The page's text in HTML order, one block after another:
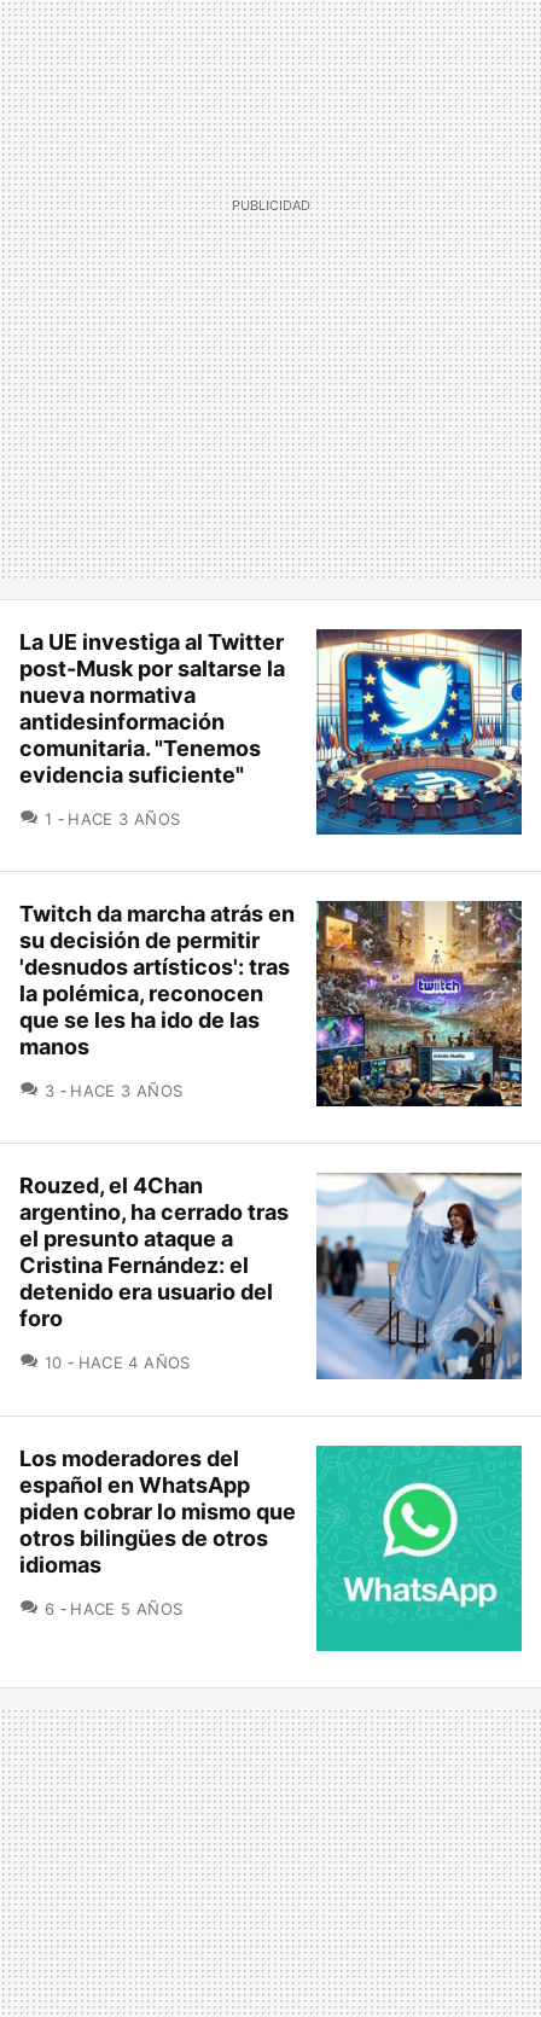
La UE investiga al Twitter
post-Musk por saltarse la
nueva normativa
antidesinformación
comunitaria. "Tenemos
evidencia suficiente"
1 COMENTARIOS
HACE 3 AÑOS
Twitch da marcha atrás en
su decisión de permitir
'desnudos artísticos': tras
la polémica, reconocen
que se les ha ido de las
manos
3 COMENTARIOS
HACE 3 AÑOS
Rouzed, el 4Chan
argentino, ha cerrado tras
el presunto ataque a
Cristina Fernández: el
detenido era usuario del
foro
10 COMENTARIOS
HACE 4 AÑOS
Los moderadores del
español en WhatsApp
piden cobrar lo mismo que
otros bilingües de otros
idiomas
6 COMENTARIOS
HACE 5 AÑOS